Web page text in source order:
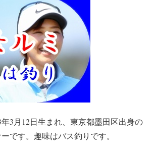
3月12日生まれ、東京都墨田区出身の
です。趣味はバス釣りです。